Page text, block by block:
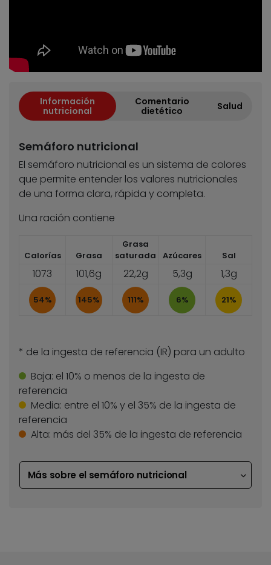
Información
nutricional
Comentario
dietético
Salud
Semáforo nutricional
El semáforo nutricional es un sistema de colores
que permite entender los valores nutricionales
de una forma clara, rápida y completa.
Una ración contiene
Calorías Grasa
Grasa
saturada
Azúcares Sal
1073 101,6g 22,2g 5,3g 1,3g
54% 145% 111% 6% 21%
* de la ingesta de referencia (IR) para un adulto
Baja: el 10% o menos de la ingesta de
referencia
Media: entre el 10% y el 35% de la ingesta de
referencia
Alta: más del 35% de la ingesta de referencia
Más sobre el semáforo nutricional